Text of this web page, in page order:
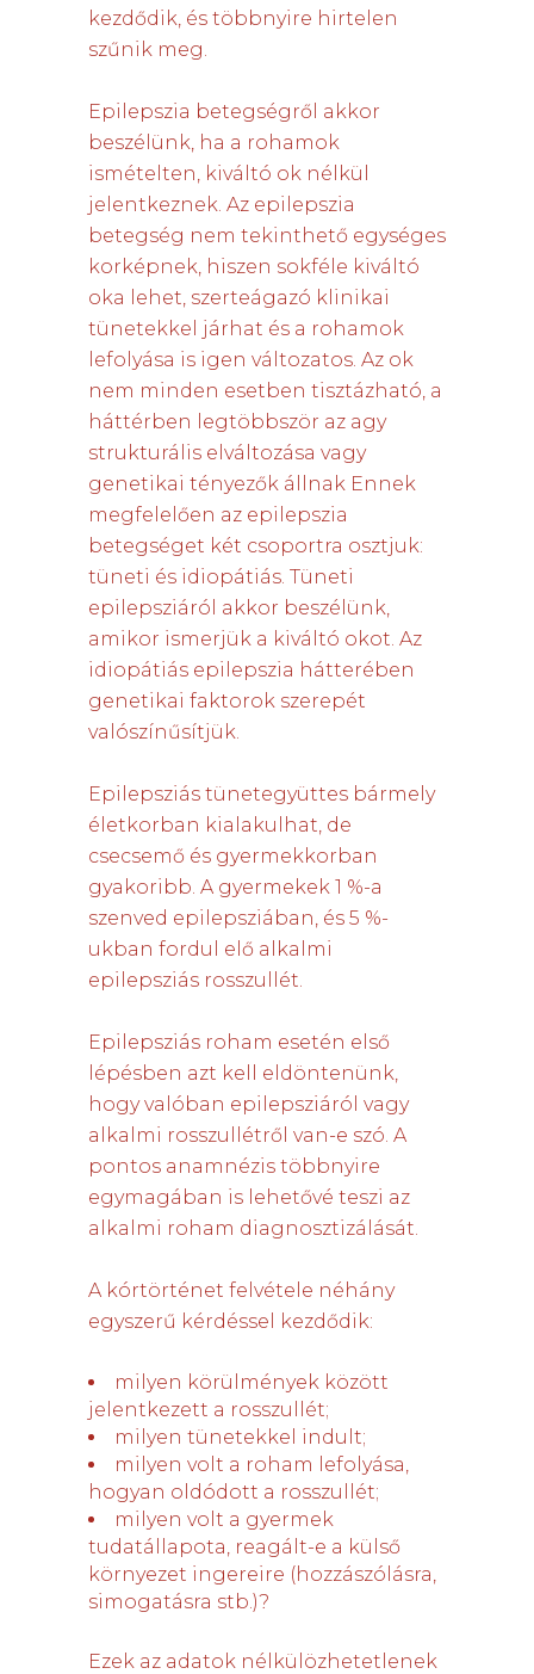
kezdődik, és többnyire hirtelen
szűnik meg.
Epilepszia betegségről akkor
beszélünk, ha a rohamok
ismételten, kiváltó ok nélkül
jelentkeznek. Az epilepszia
betegség nem tekinthető egységes
korképnek, hiszen sokféle kiváltó
oka lehet, szerteágazó klinikai
tünetekkel járhat és a rohamok
lefolyása is igen változatos. Az ok
nem minden esetben tisztázható, a
háttérben legtöbbször az agy
strukturális elváltozása vagy
genetikai tényezők állnak Ennek
megfelelően az epilepszia
betegséget két csoportra osztjuk:
tüneti és idiopátiás. Tüneti
epilepsziáról akkor beszélünk,
amikor ismerjük a kiváltó okot. Az
idiopátiás epilepszia hátterében
genetikai faktorok szerepét
valószínűsítjük.
Epilepsziás tünetegyüttes bármely
életkorban kialakulhat, de
csecsemő és gyermekkorban
gyakoribb. A gyermekek 1 %-a
szenved epilepsziában, és 5 %-
ukban fordul elő alkalmi
epilepsziás rosszullét.
Epilepsziás roham esetén első
lépésben azt kell eldöntenünk,
hogy valóban epilepsziáról vagy
alkalmi rosszullétről van-e szó. A
pontos anamnézis többnyire
egymagában is lehetővé teszi az
alkalmi roham diagnosztizálását.
A kórtörténet felvétele néhány
egyszerű kérdéssel kezdődik:
milyen körülmények között
jelentkezett a rosszullét;
milyen tünetekkel indult;
milyen volt a roham lefolyása,
hogyan oldódott a rosszullét;
milyen volt a gyermek
tudatállapota, reagált-e a külső
környezet ingereire (hozzászólásra,
simogatásra stb.)?
Ezek az adatok nélkülözhetetlenek